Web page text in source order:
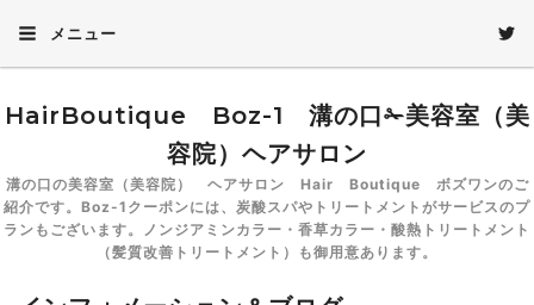
メニュー
HairBoutique Boz-1 溝の口✁美容室（美
容院）ヘアサロン
溝の口の美容室（美容院） ヘアサロン Hair Boutique ボズワンのご
紹介です。Boz-1クーポンには、炭酸スパやトリートメントがサービスのプ
ランもございます。ノンジアミンカラー・香草カラー・酸熱トリートメント
（髪質改善トリートメント）も御用意あります。